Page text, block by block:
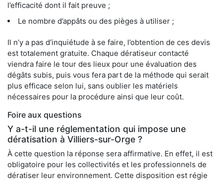
l’efficacité dont il fait preuve ;
Le nombre d’appâts ou des pièges à utiliser ;
Il n’y a pas d’inquiétude à se faire, l’obtention de ces devis
est totalement gratuite. Chaque dératiseur contacté
viendra faire le tour des lieux pour une évaluation des
dégâts subis, puis vous fera part de la méthode qui serait
plus efficace selon lui, sans oublier les matériels
nécessaires pour la procédure ainsi que leur coût.
Foire aux questions
Y a-t-il une réglementation qui impose une
dératisation à Villiers-sur-Orge ?
À cette question la réponse sera affirmative. En effet, il est
obligatoire pour les collectivités et les professionnels de
dératiser leur environnement. Cette disposition est régie